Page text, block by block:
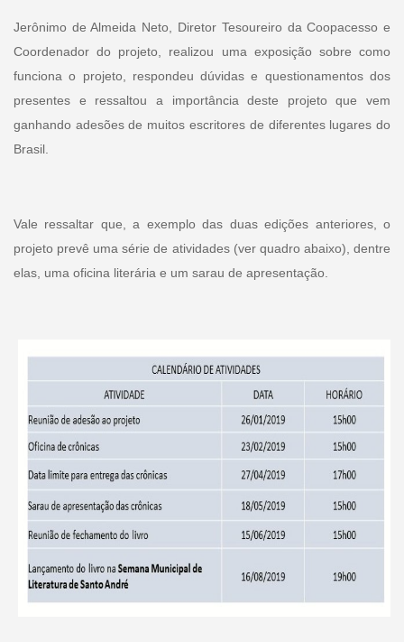
Jerônimo de Almeida Neto, Diretor Tesoureiro da Coopacesso e
Coordenador do projeto, realizou uma exposição sobre como
funciona o projeto, respondeu dúvidas e questionamentos dos
presentes e ressaltou a importância deste projeto que vem
ganhando adesões de muitos escritores de diferentes lugares do
Brasil.
Vale ressaltar que, a exemplo das duas edições anteriores, o
projeto prevê uma série de atividades (ver quadro abaixo), dentre
elas, uma oficina literária e um sarau de apresentação.